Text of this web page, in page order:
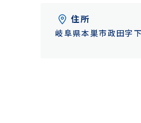
住所
岐阜県本巣市政田字